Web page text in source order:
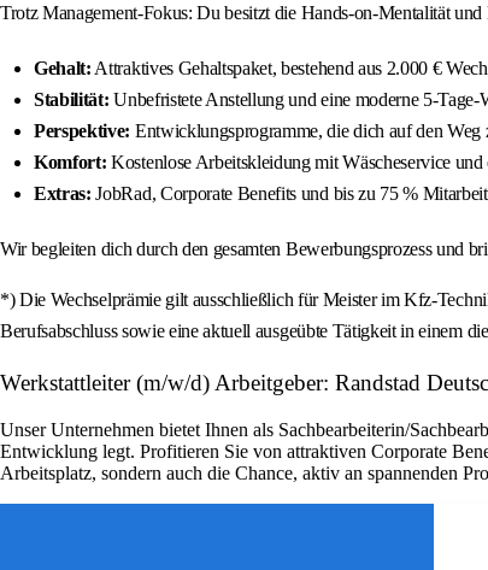
Trotz Management-Fokus: Du besitzt die Hands-on-Mentalität
Gehalt: Attraktives Gehaltspaket, bestehend aus 2.000 €
Stabilität: Unbefristete Anstellung und eine moderne 5-
Perspektive: Entwicklungsprogramme, die dich auf den Weg
Komfort: Kostenlose Arbeitskleidung mit Wäscheservice
Extras: JobRad, Corporate Benefits und bis zu 75 %
Wir begleiten dich durch den gesamten Bewerbungsprozess und
*) Die Wechselprämie gilt ausschließlich für Meister im Kfz-
Berufsabschluss sowie eine aktuell ausgeübte Tätigkeit in einem
Werkstattleiter (m/w/d) Arbeitgeber: Randstad
Unser Unternehmen bietet Ihnen als Sachbearbeiterin/
Entwicklung legt. Profitieren Sie von attraktiven Corporate
Arbeitsplatz, sondern auch die Chance, aktiv an spannenden